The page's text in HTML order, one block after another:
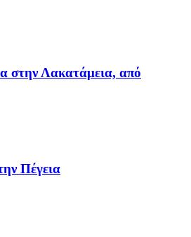
στην Λακατάμεια, από
Πέγεια